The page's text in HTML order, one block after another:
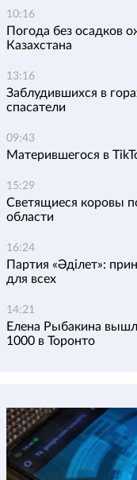
10:16
Погода без осадков
Казахстана
13:16
Заблудившихся в
спасатели
09:43
Матерившегося в
15:29
Светящиеся коровы
области
16:24
Партия «Әділет»:
для всех
14:21
Елена Рыбакина
1000 в Торонто